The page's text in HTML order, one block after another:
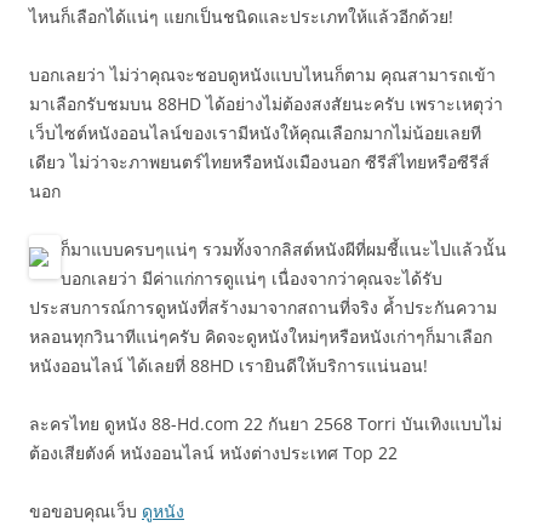
ไหนก็เลือกได้แน่ๆ แยกเป็นชนิดและประเภทให้แล้วอีกด้วย!
บอกเลยว่า ไม่ว่าคุณจะชอบดูหนังแบบไหนก็ตาม คุณสามารถเข้า
มาเลือกรับชมบน 88HD ได้อย่างไม่ต้องสงสัยนะครับ เพราะเหตุว่า
เว็บไซต์หนังออนไลน์ของเรามีหนังให้คุณเลือกมากไม่น้อยเลยที
เดียว ไม่ว่าจะภาพยนตร์ไทยหรือหนังเมืองนอก ซีรีส์ไทยหรือซีรีส์
นอก
ก็มาแบบครบๆแน่ๆ รวมทั้งจากลิสต์หนังผีที่ผมชี้แนะไปแล้วนั้น
บอกเลยว่า มีค่าแก่การดูแน่ๆ เนื่องจากว่าคุณจะได้รับ
ประสบการณ์การดูหนังที่สร้างมาจากสถานที่จริง ค้ำประกันความ
หลอนทุกวินาทีแน่ๆครับ คิดจะดูหนังใหม่ๆหรือหนังเก่าๆก็มาเลือก
หนังออนไลน์ ได้เลยที่ 88HD เรายินดีให้บริการแน่นอน!
ละครไทย ดูหนัง 88-Hd.com 22 กันยา 2568 Torri บันเทิงแบบไม่
ต้องเสียตังค์ หนังออนไลน์ หนังต่างประเทศ Top 22
ขอขอบคุณเว็บ ดูหนัง